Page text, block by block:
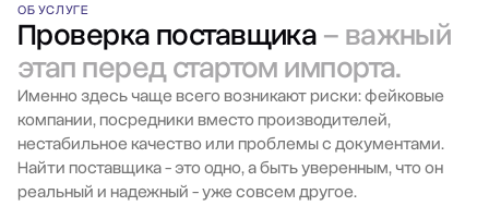
ОБ УСЛУГЕ
Проверка поставщика– важный
этап перед стартом импорта.
Именно здесь чаще всего возникают риски: фейковые
компании, посредники вместо производителей,
нестабильное качество или проблемы с документами.
Найти поставщика - это одно, а быть уверенным, что он
реальный и надежный - уже совсем другое.